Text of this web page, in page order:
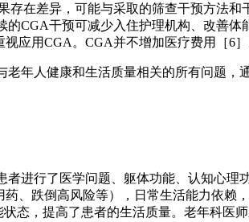
在差异，可能与采取的筛查干预方法
CGA干预可减少入住护理机构、改善
应用CGA。CGA并不增加医疗费用［6］
年人健康和生活质量相关的所有问题
进行了医学问题、躯体功能、认知心
、跌倒高风险等），日常生活能力依
态，提高了患者的生活质量。老年科医